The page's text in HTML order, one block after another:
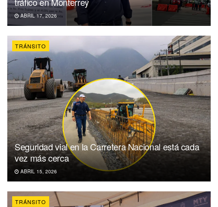
ABRIL 17, 2026
TRÁNSITO
Seguridad vial en la Carretera Nacional está cada
vez más cerca
ABRIL 15, 2026
TRÁNSITO